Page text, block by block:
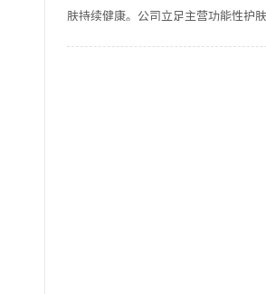
肤持续健康。公司立足主营功能性护